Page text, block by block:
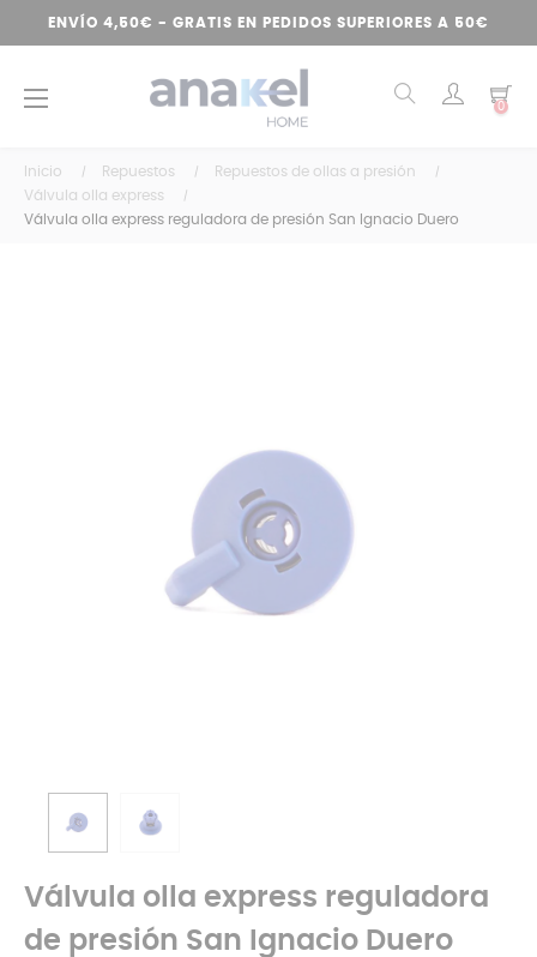
ENVÍO 4,50€ - GRATIS EN PEDIDOS SUPERIORES A 50€
Navegación
☰ 0
Inicio Repuestos
Repuestos de ollas a presión
Válvula olla express
Válvula olla express reguladora de presión San Ignacio Duero
Válvula olla express reguladora
de presión San Ignacio Duero